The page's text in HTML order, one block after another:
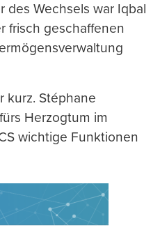
des Wechsels war Iqbal
frisch geschaffenen
kurz. Stéphane
Herzogtum im
wichtige Funktionen